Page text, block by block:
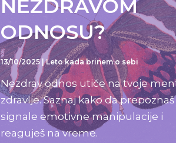
NEZDRAVOM
ODNOSU?
13/10/2025 |Leto kada brinem o sebi
Nezdrav odnos utiče na tvoje
zdravlje. Saznaj kako da prepoznaš
signale emotivne manipulacije i
reaguješ na vreme.